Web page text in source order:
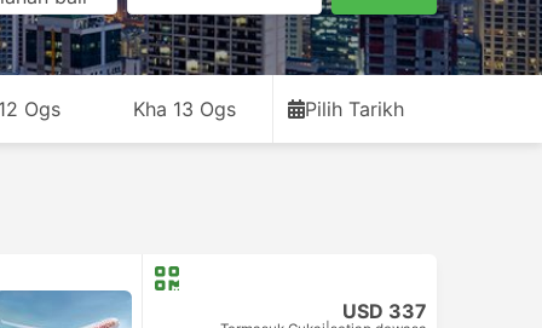
Ogs Kha 13 Ogs Pilih Tarikh
USD 337